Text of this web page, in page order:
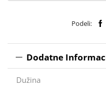
Podeli:
Dodatne
Dužina